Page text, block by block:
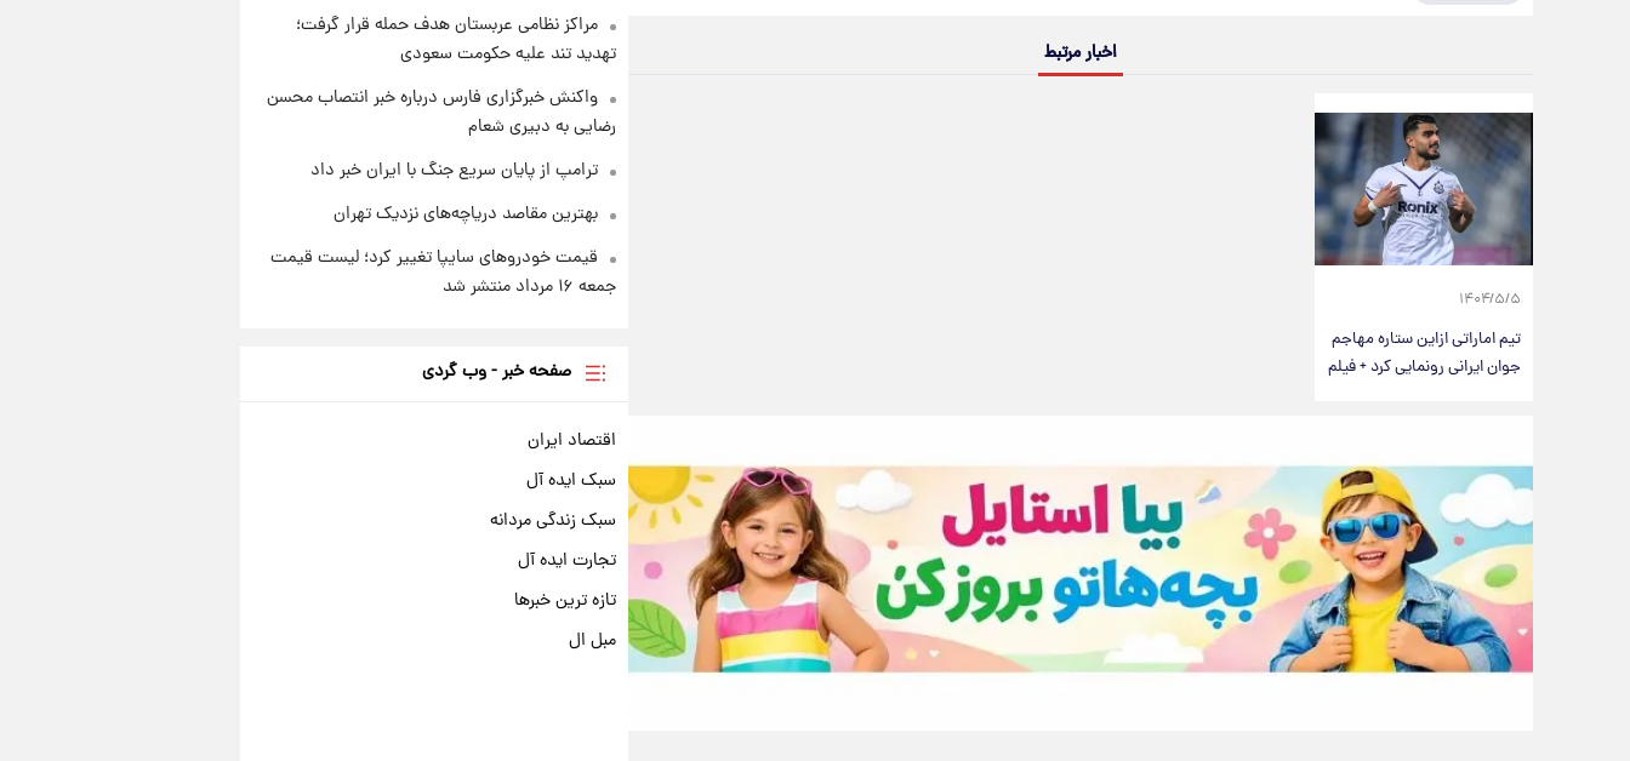
اخبار مرتبط
۱۴۰۴/۵/۵
تیم اماراتی ازاین ستاره مهاجم
جوان ایرانی رونمایی کرد + فیلم
مراکز نظامی عربستان هدف حمله قرار گرفت؛
تهدید تند علیه حکومت سعودی
واکنش خبرگزاری فارس درباره خبر انتصاب محسن
رضایی به دبیری شعام
ترامپ از پایان سریع جنگ با ایران خبر داد
بهترین مقاصد دریاچه‌های نزدیک تهران
قیمت خودروهای سایپا تغییر کرد؛ لیست قیمت
جمعه ۱۶ مرداد منتشر شد
صفحه خبر - وب گردی
اقتصاد ایران
سبک ایده آل
سبک زندگی مردانه
تجارت ایده آل
تازه ترین خبرها
مبل ال